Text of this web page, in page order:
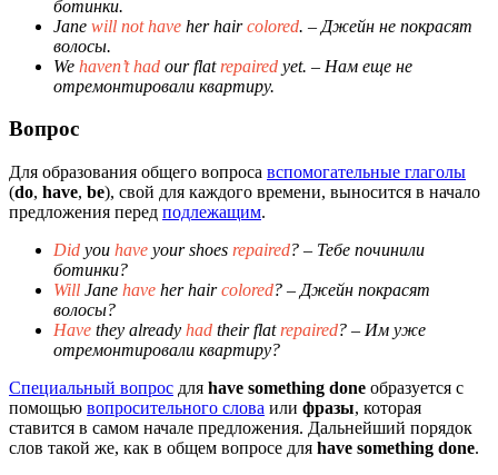
ботинки.
Jane will not have her haircolored. – Джейн не покрасят
волосы.
We haven’t had our flat repaired yet. – Нам еще не
отремонтировали квартиру.
Вопрос
Для образования общего вопроса вспомогательные глаголы
(do, have, be), свой для каждого времени, выносится в начало
предложения перед подлежащим.
Did you have your shoes repaired? – Тебе починили
ботинки?
Will Jane have her haircolored? – Джейн покрасят
волосы?
Have they already had their flat repaired? – Им уже
отремонтировали квартиру?
Специальный вопрос для have something done образуется с
помощью вопросительного слова или фразы, которая
ставится в самом начале предложения. Дальнейший порядок
слов такой же, как в общем вопросе для have something done.